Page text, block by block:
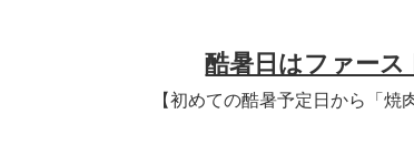
酷暑日はファース
【初めての酷暑予定日から「焼